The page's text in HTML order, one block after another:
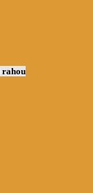
rahou